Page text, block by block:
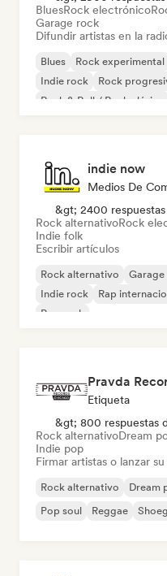
BluesRock electrónico
Garage rock
Difundir artistas en la
Blues Rock experimental
Indie rock
Rock
Rock & Roll / Rock clásico
indie now
Medios De
&gt; 2400 respuestas
Rock alternativoRock
Indie folk
Escribir artículos
Rock alternativo
Indie rock
Rap
Pop rock
Pravda
Etiqueta
&gt; 800 respuestas
Rock alternativoDream
Indie pop
Firmar artistas o lanzar
Rock alternativo Dream
Pop soul
Reggae